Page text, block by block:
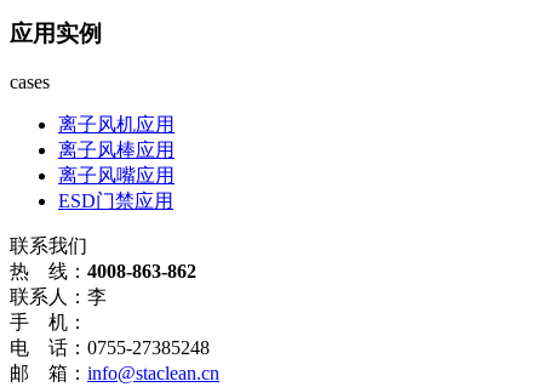
应用实例
cases
离子风机应用
离子风棒应用
离子风嘴应用
ESD门禁应用
联系我们
热 线： 4008-863-862
联系人：李
手 机：
电 话：0755-27385248
邮 箱： info@staclean.cn